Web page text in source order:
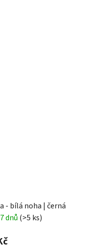
- bílá noha | černá
dnů (>5 ks)